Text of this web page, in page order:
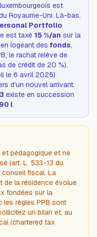
est
Royaume-Uni. Là-bas,
Portfolio
est taxé 15 %/an sur la
logeant des fonds,
le rachat relève de
de crédit de 20 %).
le 6 avril 2025)
d'un nouvel arrivant.
existe en succession
I.
pédagogique et ne
(art. L. 533-13 du
conseil fiscal. La
de la résidence évolue
fondées sur la
les règles PPB sont
un bilan et, au
(chartered tax